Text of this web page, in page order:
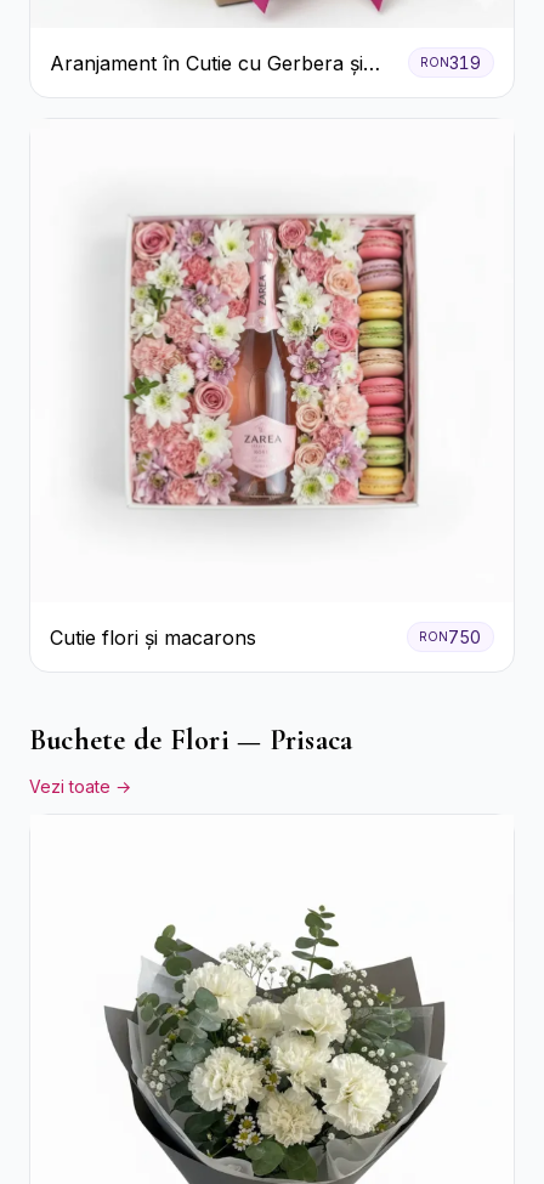
Aranjament în Cutie cu Gerbera și
Trandafiri Roz
RON319
Cutie flori și macarons RON 750
Buchete de Flori — Prisaca
Vezi toate →